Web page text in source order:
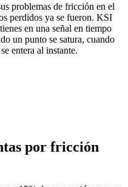
problemas de fricción en el
perdidos ya se fueron. KSI
en una señal en tiempo
un punto se satura, cuando
entera al instante.
por fricción